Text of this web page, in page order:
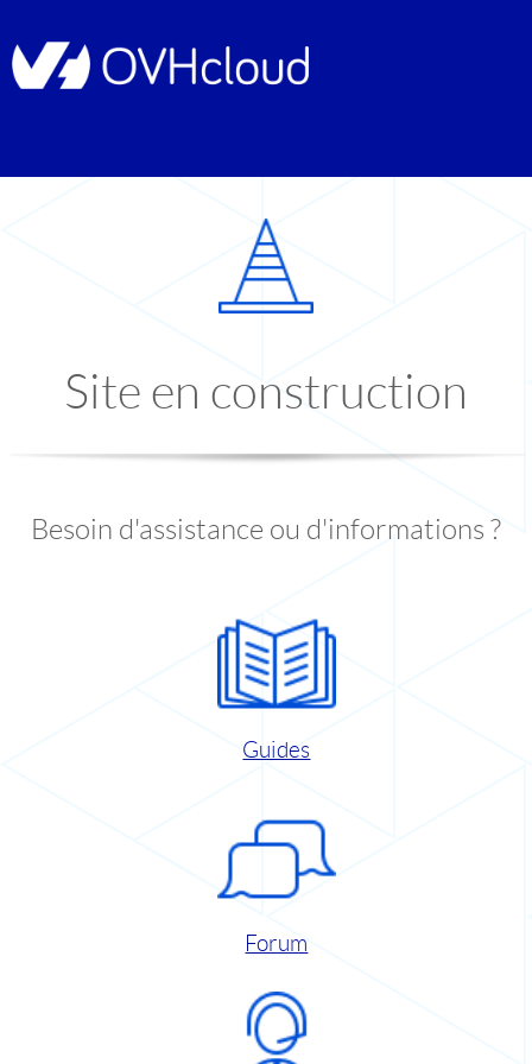
Site en construction
Besoin d'assistance ou d'informations ?
Guides
Forum